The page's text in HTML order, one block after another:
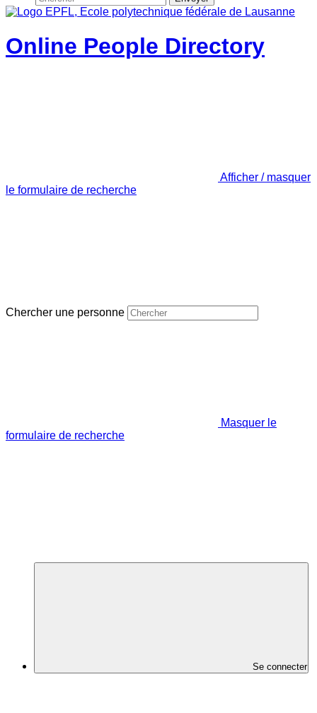
Online People Directory
Afficher / masquer
le formulaire de recherche
Chercher une personne
Masquer le
formulaire de recherche
Se connecter